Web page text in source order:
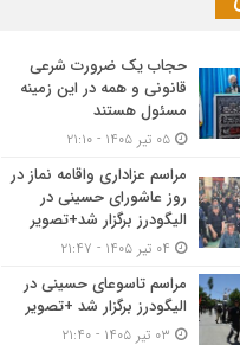
حجاب یک ضرورت شرعی
قانونی و همه در این زمینه
مسئول هستند
مراسم عزاداری واقامه نماز در
روز عاشورای حسینی در
الیگودرز برگزار شد+تصویر
مراسم تاسوعای حسینی در
الیگودرز برگزار شد +تصویر